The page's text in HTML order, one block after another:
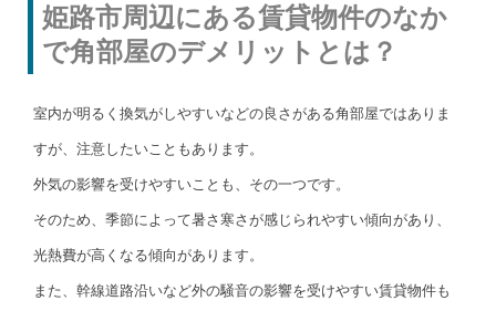
姫路市周辺にある賃貸物件のなか
で角部屋のデメリットとは？
室内が明るく換気がしやすいなどの良さがある角部屋ではありま
すが、注意したいこともあります。
外気の影響を受けやすいことも、その一つです。
そのため、季節によって暑さ寒さが感じられやすい傾向があり、
光熱費が高くなる傾向があります。
また、幹線道路沿いなど外の騒音の影響を受けやすい賃貸物件も